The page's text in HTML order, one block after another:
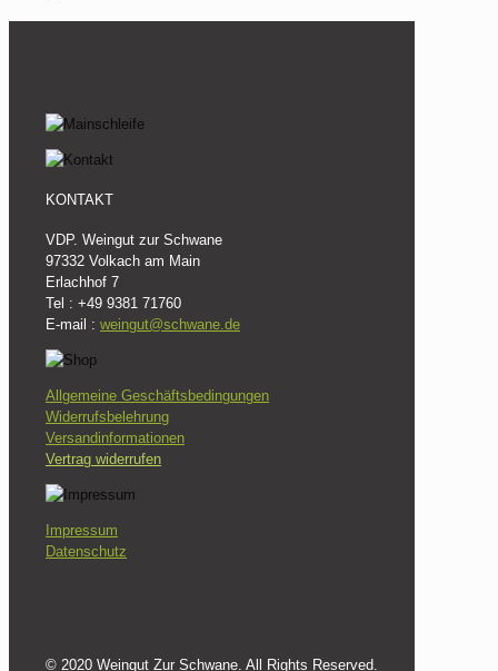
KONTAKT
VDP. Weingut zur Schwane
97332 Volkach am Main
Erlachhof 7
Tel : +49 9381 71760
E-mail : weingut@schwane.de
Allgemeine Geschäftsbedingungen
Widerrufsbelehrung
Versandinformationen
Vertrag widerrufen
Impressum
Datenschutz
© 2020 Weingut Zur Schwane. All Rights Reserved.